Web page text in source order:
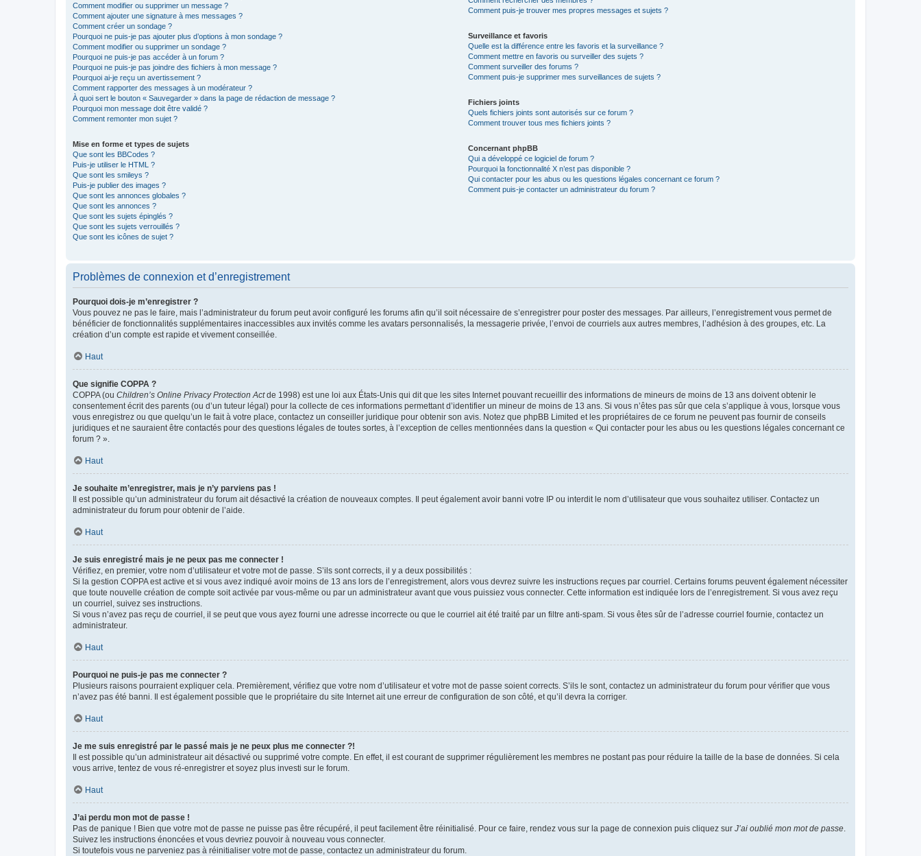
Comment modifier ou supprimer un message ?
Comment ajouter une signature à mes messages ?
Comment créer un sondage ?
Pourquoi ne puis-je pas ajouter plus d’options à mon sondage ?
Comment modifier ou supprimer un sondage ?
Pourquoi ne puis-je pas accéder à un forum ?
Pourquoi ne puis-je pas joindre des fichiers à mon message ?
Pourquoi ai-je reçu un avertissement ?
Comment rapporter des messages à un modérateur ?
À quoi sert le bouton « Sauvegarder » dans la page de rédaction de message ?
Pourquoi mon message doit être validé ?
Comment remonter mon sujet ?
Mise en forme et types de sujets
Que sont les BBCodes ?
Puis-je utiliser le HTML ?
Que sont les smileys ?
Puis-je publier des images ?
Que sont les annonces globales ?
Que sont les annonces ?
Que sont les sujets épinglés ?
Que sont les sujets verrouillés ?
Que sont les icônes de sujet ?
Comment puis-je trouver mes propres messages et sujets ?
Surveillance et favoris
Quelle est la différence entre les favoris et la surveillance ?
Comment mettre en favoris ou surveiller des sujets ?
Comment surveiller des forums ?
Comment puis-je supprimer mes surveillances de sujets ?
Fichiers joints
Quels fichiers joints sont autorisés sur ce forum ?
Comment trouver tous mes fichiers joints ?
Concernant phpBB
Qui a développé ce logiciel de forum ?
Pourquoi la fonctionnalité X n’est pas disponible ?
Qui contacter pour les abus ou les questions légales concernant ce forum ?
Comment puis-je contacter un administrateur du forum ?
Problèmes de connexion et d’enregistrement
Pourquoi dois-je m’enregistrer ?
Vous pouvez ne pas le faire, mais l’administrateur du forum peut avoir configuré les forums afin qu’il soit nécessaire de s’enregistrer pour poster des messages. Par ailleurs, l’enregistrement vous permet de
bénéficier de fonctionnalités supplémentaires inaccessibles aux invités comme les avatars personnalisés, la messagerie privée, l’envoi de courriels aux autres membres, l’adhésion à des groupes, etc. La
création d’un compte est rapide et vivement conseillée.
Haut
Que signifie COPPA ?
COPPA (ou Children’s Online Privacy Protection Actde 1998) est une loi aux États-Unis qui dit que les sites Internet pouvant recueillir des informations de mineurs de moins de 13 ans doivent obtenir le
consentement écrit des parents (ou d’un tuteur légal) pour la collecte de ces informations permettant d’identifier un mineur de moins de 13 ans. Si vous n’êtes pas sûr que cela s’applique à vous, lorsque vous
vous enregistrez ou que quelqu’un le fait à votre place, contactez un conseiller juridique pour obtenir son avis. Notez que phpBB Limited et les propriétaires de ce forum ne peuvent pas fournir de conseils
juridiques et ne sauraient être contactés pour des questions légales de toutes sortes, à l’exception de celles mentionnées dans la question « Qui contacter pour les abus ou les questions légales concernant ce
forum ? ».
Haut
Je souhaite m’enregistrer, mais je n’y parviens pas !
Il est possible qu’un administrateur du forum ait désactivé la création de nouveaux comptes. Il peut également avoir banni votre IP ou interdit le nom d’utilisateur que vous souhaitez utiliser. Contactez un
administrateur du forum pour obtenir de l’aide.
Haut
Je suis enregistré mais je ne peux pas me connecter !
Vérifiez, en premier, votre nom d’utilisateur et votre mot de passe. S’ils sont corrects, il y a deux possibilités :
Si la gestion COPPA est active et si vous avez indiqué avoir moins de 13 ans lors de l’enregistrement, alors vous devrez suivre les instructions reçues par courriel. Certains forums peuvent également nécessiter
que toute nouvelle création de compte soit activée par vous-même ou par un administrateur avant que vous puissiez vous connecter. Cette information est indiquée lors de l’enregistrement. Si vous avez reçu
un courriel, suivez ses instructions.
Si vous n’avez pas reçu de courriel, il se peut que vous ayez fourni une adresse incorrecte ou que le courriel ait été traité par un filtre anti-spam. Si vous êtes sûr de l’adresse courriel fournie, contactez un
administrateur.
Haut
Pourquoi ne puis-je pas me connecter ?
Plusieurs raisons pourraient expliquer cela. Premièrement, vérifiez que votre nom d’utilisateur et votre mot de passe soient corrects. S’ils le sont, contactez un administrateur du forum pour vérifier que vous
n’avez pas été banni. Il est également possible que le propriétaire du site Internet ait une erreur de configuration de son côté, et qu’il devra la corriger.
Haut
Je me suis enregistré par le passé mais je ne peux plus me connecter ?!
Il est possible qu’un administrateur ait désactivé ou supprimé votre compte. En effet, il est courant de supprimer régulièrement les membres ne postant pas pour réduire la taille de la base de données. Si cela
vous arrive, tentez de vous ré-enregistrer et soyez plus investi sur le forum.
Haut
J’ai perdu mon mot de passe !
Pas de panique ! Bien que votre mot de passe ne puisse pas être récupéré, il peut facilement être réinitialisé. Pour ce faire, rendez vous sur la page de connexion puis cliquez sur J’ai oublié mon mot de passe
Suivez les instructions énoncées et vous devriez pouvoir à nouveau vous connecter.
Si toutefois vous ne parveniez pas à réinitialiser votre mot de passe, contactez un administrateur du forum.